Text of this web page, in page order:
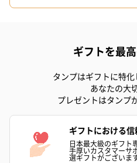
ギフトを最高
タンプはギフトに特化
あなたの大
プレゼントはタンプ
ギフトにおける信
日本最大級のギフト
手厚いカスタマーサ
選ギフトがございま